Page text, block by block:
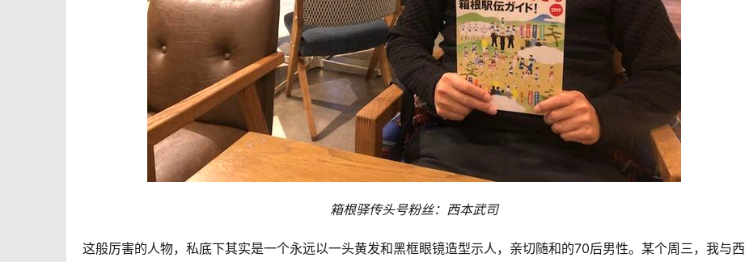
箱根驿传头号粉丝： 西本武司
这般厉害的人物， 私底下其实是一个永远以一头黄发和黑框眼镜造型示人，亲切随和的70后男性。某个周三，我与西